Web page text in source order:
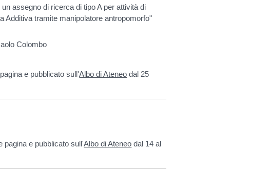
assegno di ricerca di tipo A per attività di
Additiva tramite manipolatore antropomorfo"
Colombo
e pubblicato sull'Albo di Ateneo dal 25
pagina e pubblicato sull'Albo di Ateneo dal 14 al